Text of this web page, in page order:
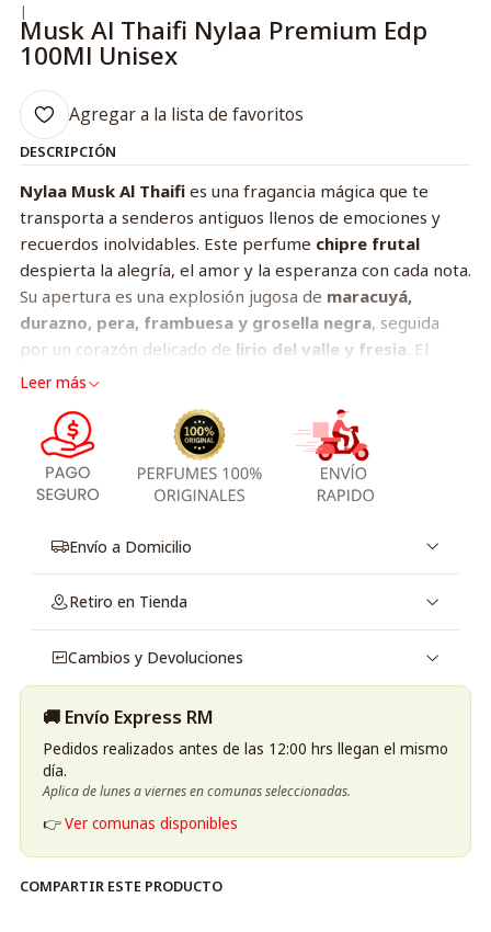
|
Musk Al Thaifi Nylaa Premium Edp
100Ml Unisex
Agregar a la lista de favoritos
DESCRIPCIÓN
Nylaa Musk Al Thaifies una fragancia mágica que te
transporta a senderos antiguos llenos de emociones y
recuerdos inolvidables. Este perfume chipre frutal
despierta la alegría, el amor y la esperanza con cada nota.
Su apertura es una explosión jugosa de maracuyá,
durazno, pera, frambuesa y grosella negra, seguida
por un corazón delicado de lirio del valle y fresia . El
fondo se funde en una sinfonía cálida y envolvente de
experiencia sensorial refinada y cautivadora.
Notas de la fragancia:
Frambuesa, Grosella negra (Cassis)
Notas de corazón:Lirio del valle, Fresia
Notas de fondo:
Almizcle, Sándalo, Vainilla, Pachulí,
Mejor momento para usarlo:
Ideal para eldía y la noche, duranteprimavera y otoño,
cuando su mezcla frutal y amaderada despliega toda su
elegancia.
Público ideal:
Diseñado parahombres y mujeres
sofisticada, que aprecian fragancias
Leer más
Envío a Domicilio
Retiro en Tienda
Cambios y Devoluciones
🚚 Envío Express RM
Pedidos realizados antes de las 12:00 hrs llegan el mismo
día.
Aplica de lunes a viernes en comunas seleccionadas.
👉Ver comunas disponibles
COMPARTIR ESTE PRODUCTO